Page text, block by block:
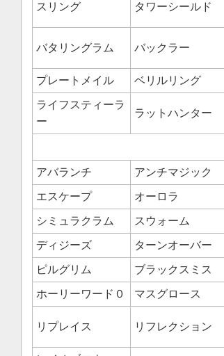
スリング タワーシールド
バタリングラム バックラー
プレートメイル ベリルリング
ライフスティーラ
ー
ラットハンター
アバランチ アンチマジック
エスケープ オーロラ
シミュラクラム スウォーム
ディジーズ ターンオーバー
ピルグリム ブラックスミス
ホーリーワード０ マスグロース
リプレイス リフレクション